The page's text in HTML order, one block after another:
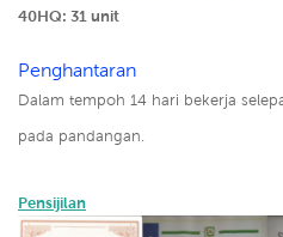
40HQ: 31 unit
Penghantaran
Dalam tempoh 14 hari bekerja
pada pandangan.
Pensijilan